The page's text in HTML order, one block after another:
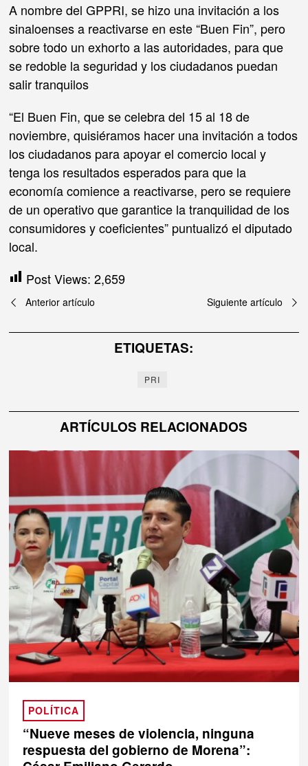
A nombre del GPPRI, se hizo una invitación a los
sinaloenses a reactivarse en este “Buen Fin”, pero
sobre todo un exhorto a las autoridades, para que
se redoble la seguridad y los ciudadanos puedan
salir tranquilos
“El Buen Fin, que se celebra del 15 al 18 de
noviembre, quisiéramos hacer una invitación a todos
los ciudadanos para apoyar el comercio local y
tenga los resultados esperados para que la
economía comience a reactivarse, pero se requiere
de un operativo que garantice la tranquilidad de los
consumidores y coeficientes” puntualizó el diputado
local.
Post Views: 2,659
Navegación
de
Anterior artículo Siguiente artículo
ETIQUETAS:
PRI
ARTÍCULOS RELACIONADOS
POLÍTICA
“Nueve meses de violencia, ninguna
respuesta del gobierno de Morena”: